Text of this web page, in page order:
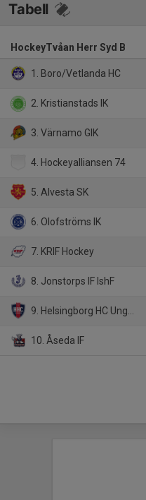
Tabell
HockeyTvåan Herr Syd B
1. Boro/Vetlanda HC
2. Kristianstads IK
3. Värnamo GIK
4. Hockeyalliansen 74
5. Alvesta SK
6. Olofströms IK
7. KRIF Hockey
8. Jonstorps IF IshF
9. Helsingborg HC Ungdom
10. Åseda IF